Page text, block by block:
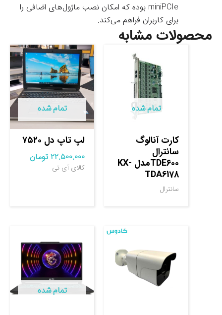
miniPCIe بوده که امکان نصب ماژول‌های اضافی را
برای کاربران فراهم می‌کند.
محصولات مشابه
تمام شده
کارت آنالوگ
سانترال
TDE600مدل KX-
TDA6178
سانترال
تمام شده
لپ تاپ دل ۷۵۲۰
22.500.000 تومان
کالای آی تی
تمام شده